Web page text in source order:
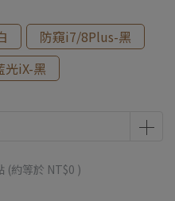
防窺i7/8Plus-黑
光iX-黑
(約等於 NT$0 )